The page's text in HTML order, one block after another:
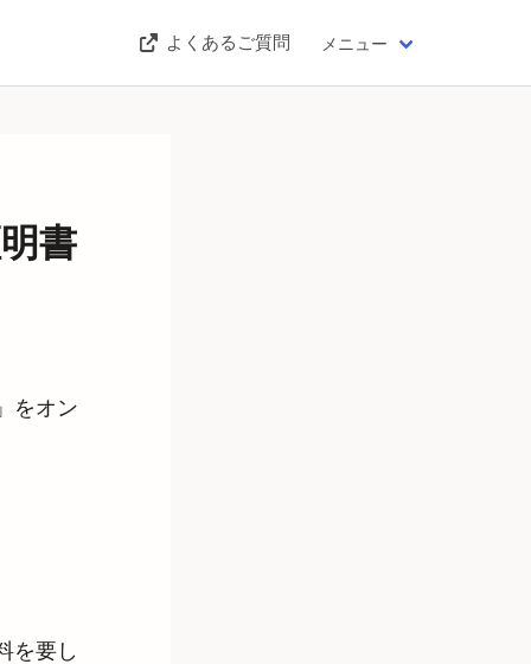
よくあるご質問 メニュー
書
をオン
を要し